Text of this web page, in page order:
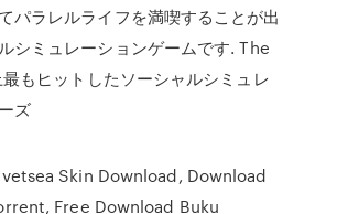
パラレルライフを満喫することが出
シミュレーションゲームです. The
もヒットしたソーシャルシミュレ
ズ
Skin Download, Download
Free Download Buku